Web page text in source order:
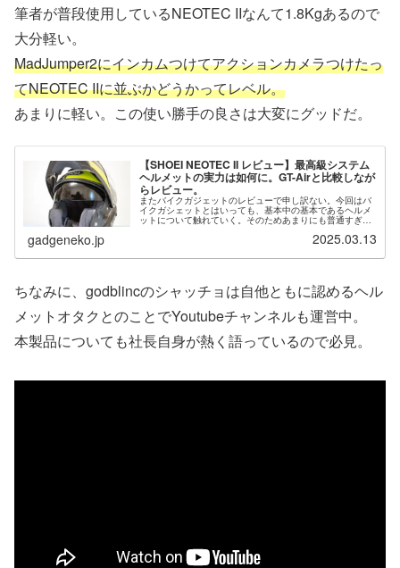
筆者が普段使用しているNEOTEC IIなんて1.8Kgあるので
大分軽い。
MadJumper2にインカムつけてアクションカメラつけたっ
てNEOTEC IIに並ぶかどうかってレベル。
あまりに軽い。この使い勝手の良さは大変にグッドだ。
【SHOEI NEOTEC II レビュー】最高級システム
ヘルメットの実力は如何に。GT-Airと比較しなが
らレビュー。
またバイクガジェットのレビューで申し訳ない。今回はバ
イクガシェットとはいっても、基本中の基本であるヘルメ
ットについて触れていく。そのためあまりにも普通すぎて
面白みは無いかもしれない。まぁ、本製品の購入を考えて
gadgeneko.jp 2025.03.13
ちなみに、godblincのシャッチョは自他ともに認めるヘル
メットオタクとのことでYoutubeチャンネルも運営中。
本製品についても社長自身が熱く語っているので必見。